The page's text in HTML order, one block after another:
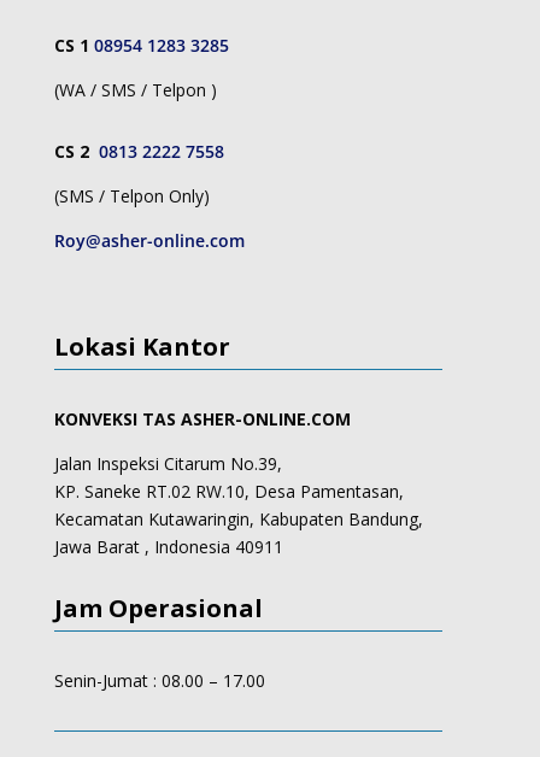
CS 1 08954 1283 3285
(WA / SMS / Telpon )
CS 2 0813 2222 7558
(SMS / Telpon Only)
Roy@asher-online.com
Lokasi Kantor
KONVEKSI TAS ASHER-ONLINE.COM
Jalan Inspeksi Citarum No.39,
KP. Saneke RT.02 RW.10, Desa Pamentasan,
Kecamatan Kutawaringin, Kabupaten Bandung,
Jawa Barat , Indonesia 40911
Jam Operasional
Senin-Jumat : 08.00 – 17.00